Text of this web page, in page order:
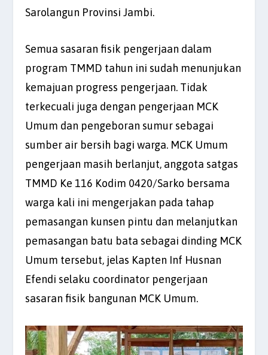
Sarolangun Provinsi Jambi.
Semua sasaran fisik pengerjaan dalam
program TMMD tahun ini sudah menunjukan
kemajuan progress pengerjaan. Tidak
terkecuali juga dengan pengerjaan MCK
Umum dan pengeboran sumur sebagai
sumber air bersih bagi warga. MCK Umum
pengerjaan masih berlanjut, anggota satgas
TMMD Ke 116 Kodim 0420/Sarko bersama
warga kali ini mengerjakan pada tahap
pemasangan kunsen pintu dan melanjutkan
pemasangan batu bata sebagai dinding MCK
Umum tersebut, jelas Kapten Inf Husnan
Efendi selaku coordinator pengerjaan
sasaran fisik bangunan MCK Umum.